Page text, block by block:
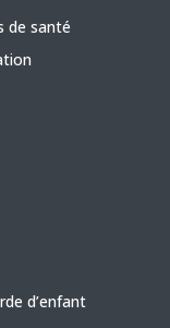
de santé
d’enfant